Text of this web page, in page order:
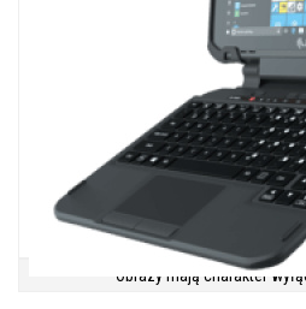
Obrazy mają charakter